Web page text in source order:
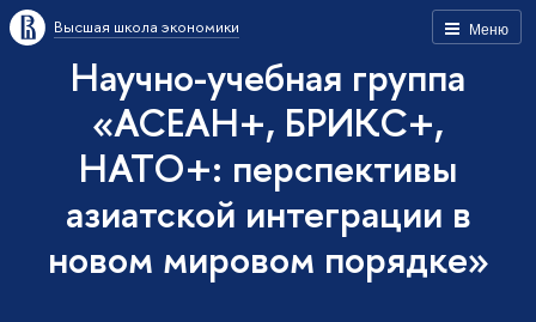
Меню
Высшая школа экономики
Научно-учебная группа
«АСЕАН+, БРИКС+,
НАТО+: перспективы
азиатской интеграции в
новом мировом порядке»